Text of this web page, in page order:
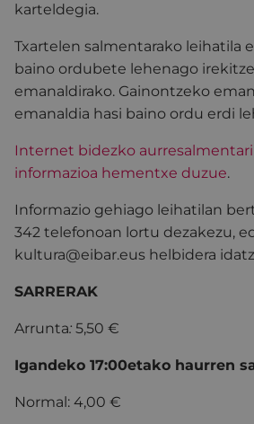
karteldegia.
Txartelen salmentarako leihatila
baino ordubete lehenago
emanaldirako. Gainontzeko
emanaldia hasi baino ordu erdi
Internet bidezko
informazioa hementxe duzue.
Informazio gehiago leihatilan
342 telefonoan lortu dezakezu,
kultura@eibar.eus helbidera
SARRERAK
Arrunta: 5,50 €
Igandeko 17:00etako haurren
Normal: 4,00 €